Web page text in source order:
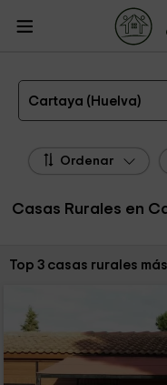
Casas
Huelva
Casas Rurales Cartaya
Las 3 mejores casas rurales en
Cartaya (Huelva)
Ordenar
Casas Rurales en
Ordenar por:
Top 3 casas rurales